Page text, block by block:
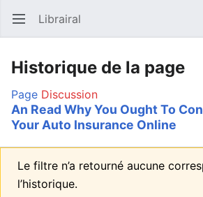
Ouvrir le menu principal Librairal
Historique de la page
Page Discussion
An Read Why You Ought To
Your Auto Insurance Online
Le filtre n’a retourné aucune
l’historique.